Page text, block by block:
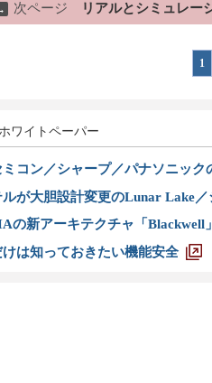
次ページ リアルとシミュレー
1
ワイトペーパー
ミコン／シャープ／パナソニック
ルが大胆設計変更のLunar Lake
の新アーキテクチャ「Blackwell
けは知っておきたい機能安全